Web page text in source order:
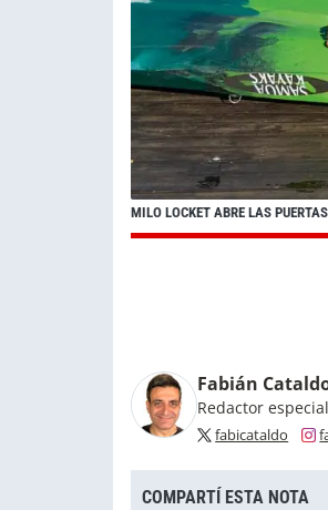
MILO LOCKET ABRE LAS
Fabián
Redactor
fabicataldo
COMPARTÍ ESTA NOTA